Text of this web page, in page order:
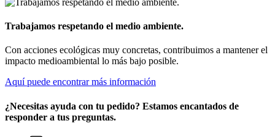
Trabajamos respetando el medio ambiente.
Con acciones ecológicas muy concretas, contribuimos a mantener el
impacto medioambiental lo más bajo posible.
Aquí puede encontrar más información
¿Necesitas ayuda con tu pedido? Estamos encantados de
responder a tus preguntas.